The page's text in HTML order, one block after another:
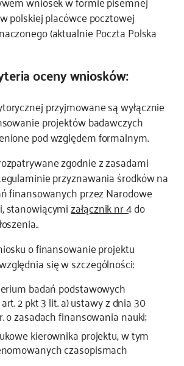
polskiej placówce pocztowej
(aktualnie Poczta Polska
oceny wniosków:
przyjmowane są wyłącznie
projektów badawczych
pod względem formalnym.
zgodnie z zasadami
przyznawania środków na
finansowanych przez Narodowe
stanowiącymizałącznik nr 4do
o finansowanie projektu
się w szczególności:
badań podstawowych
2 pkt 3 lit. a) ustawy z dnia 30
o zasadach finansowania nauki;
kierownika projektu, w tym
czasopismach